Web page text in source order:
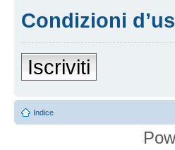
Condizioni
Iscriviti
Indice